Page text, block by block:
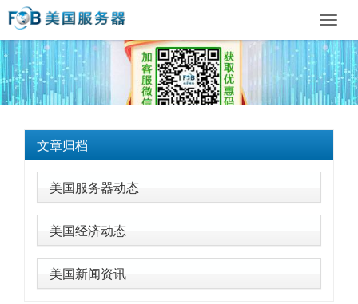
文章归档
美国服务器动态
美国经济动态
美国新闻资讯